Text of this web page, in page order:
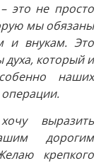
это не просто
мы обязаны
и внукам. Это
духа, который и
наших
выразить
дорогим
крепкого